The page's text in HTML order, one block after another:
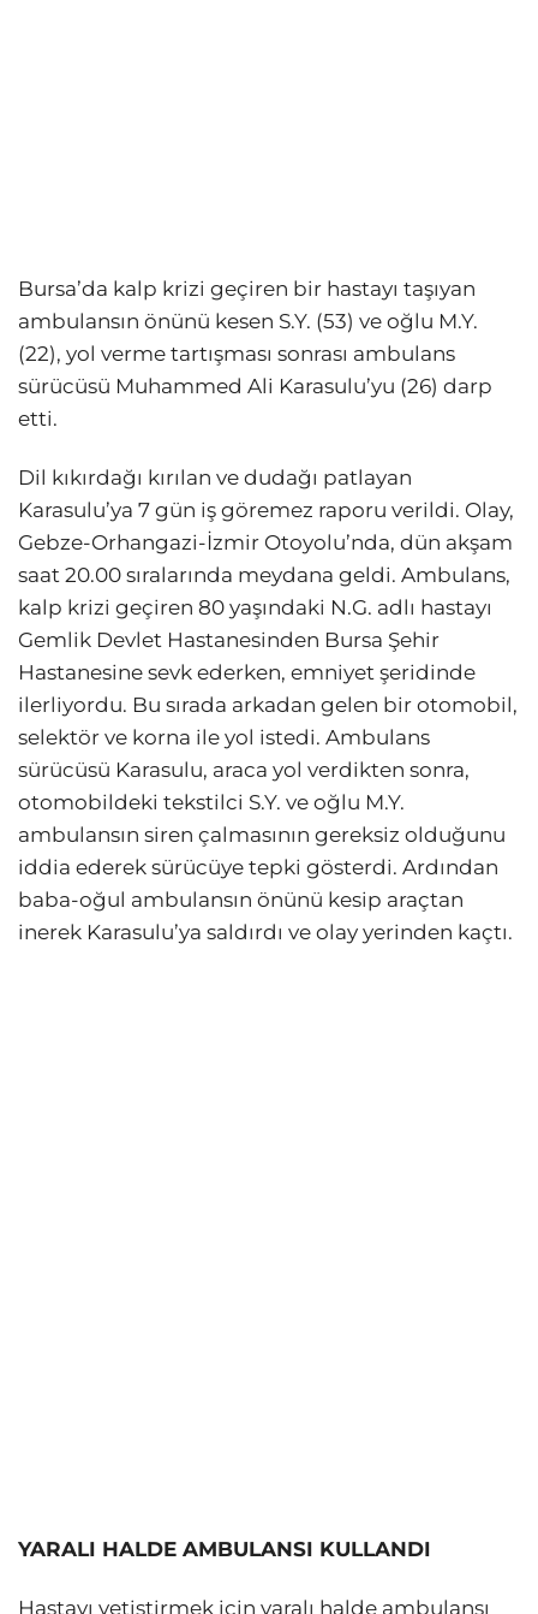
Bursa’da kalp krizi geçiren bir hastayı taşıyan
ambulansın önünü kesen S.Y. (53) ve oğlu M.Y.
(22), yol verme tartışması sonrası ambulans
sürücüsü Muhammed Ali Karasulu’yu (26) darp
etti.
Dil kıkırdağı kırılan ve dudağı patlayan
Karasulu’ya 7 gün iş göremez raporu verildi. Olay,
Gebze-Orhangazi-İzmir Otoyolu’nda, dün akşam
saat 20.00 sıralarında meydana geldi. Ambulans,
kalp krizi geçiren 80 yaşındaki N.G. adlı hastayı
Gemlik Devlet Hastanesinden Bursa Şehir
Hastanesine sevk ederken, emniyet şeridinde
ilerliyordu. Bu sırada arkadan gelen bir otomobil,
selektör ve korna ile yol istedi. Ambulans
sürücüsü Karasulu, araca yol verdikten sonra,
otomobildeki tekstilci S.Y. ve oğlu M.Y.
ambulansın siren çalmasının gereksiz olduğunu
iddia ederek sürücüye tepki gösterdi. Ardından
baba-oğul ambulansın önünü kesip araçtan
inerek Karasulu’ya saldırdı ve olay yerinden kaçtı.
YARALI HALDE AMBULANSI KULLANDI
Hastayı yetiştirmek için yaralı halde ambulansı